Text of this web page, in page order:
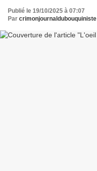
Publié le 19/10/2025 à 07:07
Par crimonjournaldubouquiniste